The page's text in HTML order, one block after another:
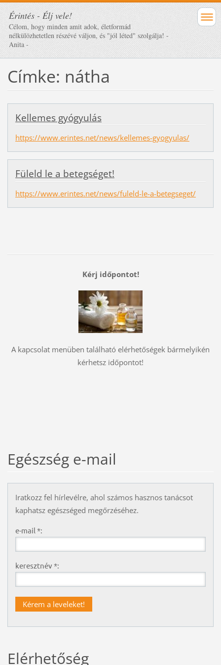
Érintés - Élj vele!
Célom, hogy minden amit adok, életformád
nélkülözhetetlen részévé váljon, és "jól léted" szolgálja! -
Anita -
Címke: nátha
Kellemes gyógyulás
https://www.erintes.net/news/kellemes-gyogyulas/
Füleld le a betegséget!
https://www.erintes.net/news/fuleld-le-a-betegseget/
Kérj időpontot!
A kapcsolat menüben található elérhetőségek bármelyikén
kérhetsz időpontot!
Egészség e-mail
Iratkozz fel hírlevélre, ahol számos hasznos tanácsot
kaphatsz egészséged megőrzéséhez.
e-mail *:
keresztnév *:
Elérhetőség